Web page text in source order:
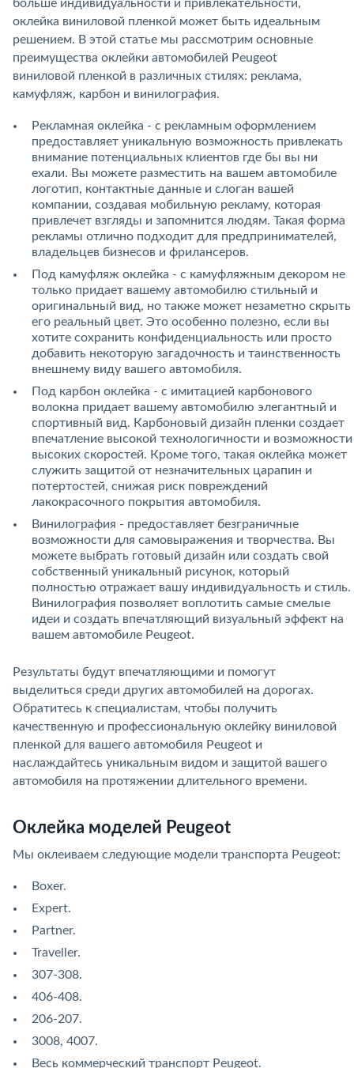
больше индивидуальности и привлекательности,
оклейка виниловой пленкой может быть идеальным
решением. В этой статье мы рассмотрим основные
преимущества оклейки автомобилей Peugeot
виниловой пленкой в различных стилях: реклама,
камуфляж, карбон и винилография.
Рекламная оклейка - с рекламным оформлением
предоставляет уникальную возможность привлекать
внимание потенциальных клиентов где бы вы ни
ехали. Вы можете разместить на вашем автомобиле
логотип, контактные данные и слоган вашей
компании, создавая мобильную рекламу, которая
привлечет взгляды и запомнится людям. Такая форма
рекламы отлично подходит для предпринимателей,
владельцев бизнесов и фрилансеров.
Под камуфляж оклейка - с камуфляжным декором не
только придает вашему автомобилю стильный и
оригинальный вид, но также может незаметно скрыть
его реальный цвет. Это особенно полезно, если вы
хотите сохранить конфиденциальность или просто
добавить некоторую загадочность и таинственность
внешнему виду вашего автомобиля.
Под карбон оклейка - с имитацией карбонового
волокна придает вашему автомобилю элегантный и
спортивный вид. Карбоновый дизайн пленки создает
впечатление высокой технологичности и возможности
высоких скоростей. Кроме того, такая оклейка может
служить защитой от незначительных царапин и
потертостей, снижая риск повреждений
лакокрасочного покрытия автомобиля.
Винилография - предоставляет безграничные
возможности для самовыражения и творчества. Вы
можете выбрать готовый дизайн или создать свой
собственный уникальный рисунок, который
полностью отражает вашу индивидуальность и стиль.
Винилография позволяет воплотить самые смелые
идеи и создать впечатляющий визуальный эффект на
вашем автомобиле Peugeot.
Результаты будут впечатляющими и помогут
выделиться среди других автомобилей на дорогах.
Обратитесь к специалистам, чтобы получить
качественную и профессиональную оклейку виниловой
пленкой для вашего автомобиля Peugeot и
наслаждайтесь уникальным видом и защитой вашего
автомобиля на протяжении длительного времени.
Оклейка моделей Peugeot
Мы оклеиваем следующие модели транспорта Peugeot:
Boxer.
Expert.
Partner.
Traveller.
307-308.
406-408.
206-207.
3008, 4007.
Весь коммерческий транспорт Peugeot.